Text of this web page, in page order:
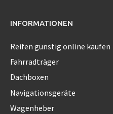
INFORMATIONEN
Reifen günstig online kaufen
Fahrradträger
Dachboxen
Navigationsgeräte
Wagenheber